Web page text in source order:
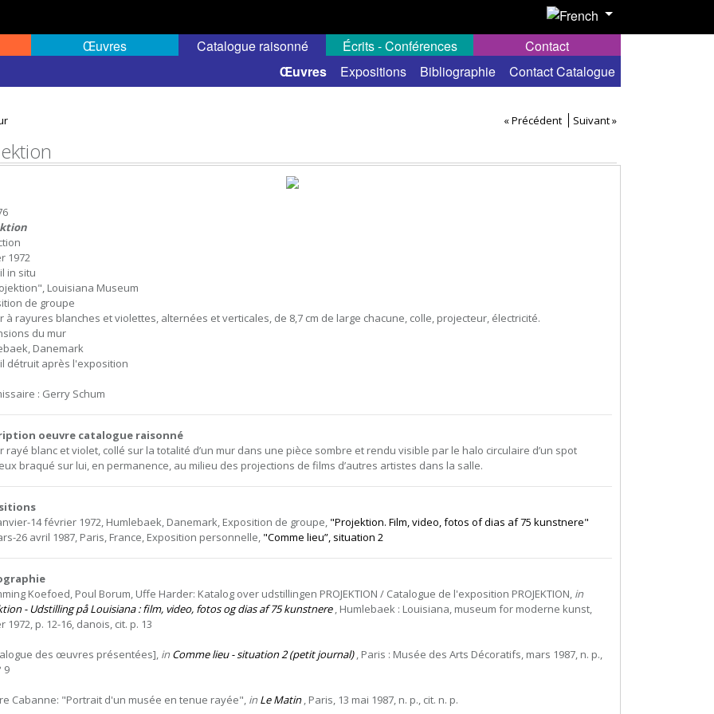
Œuvres
public
Catalogue raisonné
Œuvres Expositions Bibliographie Contact Catalogue
Écrits - Conférences Contact
« Précédent Suivant »
1972
in situ
Louisiana Museum
de groupe
à rayures blanches et violettes, alternées et verticales, de 8,7 cm de large chacune, colle, projecteur, électricité.
du mur
Danemark
détruit après l'exposition
: Gerry Schum
oeuvre catalogue raisonné
rayé blanc et violet, collé sur la totalité d’un mur dans une pièce sombre et rendu visible par le halo circulaire d’un spot
braqué sur lui, en permanence, au milieu des projections de films d’autres artistes dans la salle.
14 février 1972, Humlebaek, Danemark, Exposition de groupe, "Projektion. Film, video, fotos of dias af 75 kunstnere"
26 avril 1987, Paris, France, Exposition personnelle, "Comme lieu”, situation 2
Koefoed, Poul Borum, Uffe Harder: Katalog over udstillingen PROJEKTION / Catalogue de l'exposition PROJEKTION, in
- Udstilling på Louisiana : film, video, fotos og dias af 75 kunstnere, Humlebaek : Louisiana, museum for moderne kunst,
1972, p. 12-16, danois, cit. p. 13
des œuvres présentées], in Comme lieu - situation 2 (petit journal), Paris : Musée des Arts Décoratifs, mars 1987, n. p.,
9
Cabanne: "Portrait d'un musée en tenue rayée", in Le Matin, Paris, 13 mai 1987, n. p., cit. n. p.